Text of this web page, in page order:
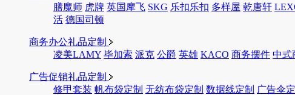
膳魔师 虎牌 英国摩飞 SKG 乐扣乐扣 多样屋 乾唐轩
活 德国司顿
商务办公礼品定制
凌美LAMY 毕加索 派克 公爵 英雄 KACO 商务摆件 中式
广告促销礼品定制
修甲套装 帆布袋定制 无纺布袋定制 数据线定制 广告伞